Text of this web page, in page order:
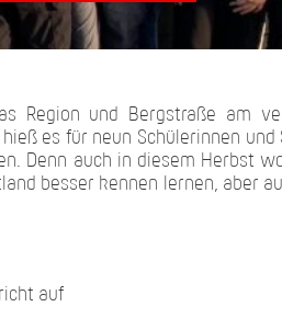
Region und Bergstraße am
es für neun Schülerinnen
Denn auch in diesem Herbst
besser kennen lernen, aber
auf